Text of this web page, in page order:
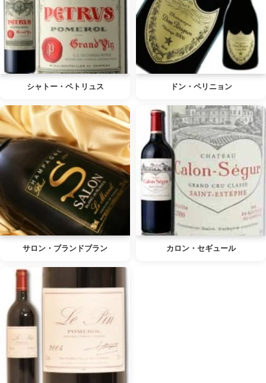
シャトー・ペトリュス ドン・ペリニョン
サロン・ブランドブラン カロン・セギュール